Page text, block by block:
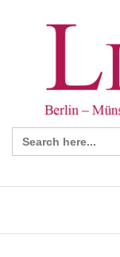
Search
for: